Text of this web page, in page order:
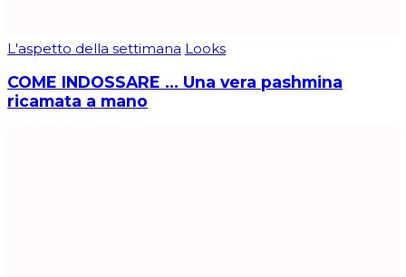
L'aspetto della settimana Looks
COME INDOSSARE … Una vera pashmina
ricamata a mano